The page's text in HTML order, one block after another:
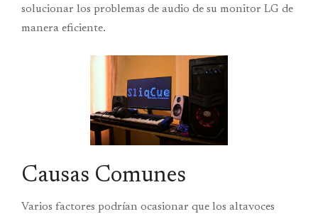
solucionar los problemas de audio de su monitor LG de
manera eficiente.
Causas Comunes
Varios factores podrían ocasionar que los altavoces